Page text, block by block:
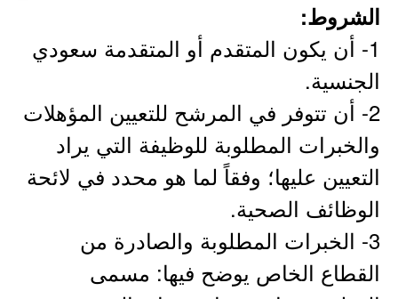
الشروط:
1- أن يكون المتقدم أو المتقدمة سعودي
الجنسية.
2- أن تتوفر في المرشح للتعيين المؤهلات
والخبرات المطلوبة للوظيفة التي يراد
التعيين عليها؛ وفقاً لما هو محدد في لائحة
الوظائف الصحية.
3- الخبرات المطلوبة والصادرة من
القطاع الخاص يوضح فيها: مسمى